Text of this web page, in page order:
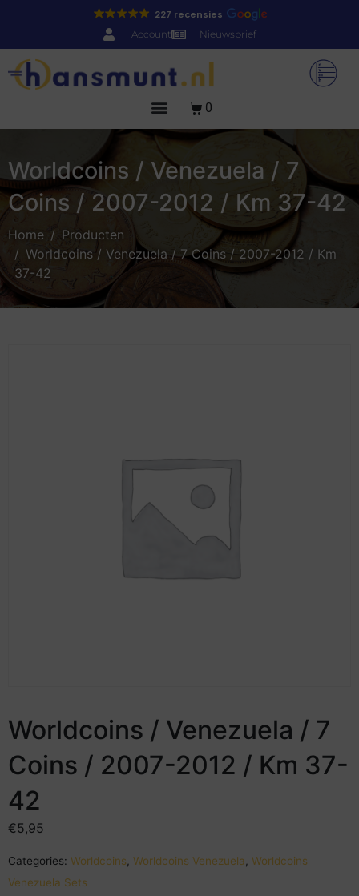
227 recensies
Account Nieuwsbrief
0
Worldcoins / Venezuela / 7
Coins / 2007-2012 / Km 37-42
Home
Producten
Worldcoins / Venezuela / 7 Coins / 2007-2012 / Km
37-42
Worldcoins / Venezuela / 7
Coins / 2007-2012 / Km 37-
42
€5,95
Categories: Worldcoins Worldcoins Venezuela Worldcoins
Venezuela Sets